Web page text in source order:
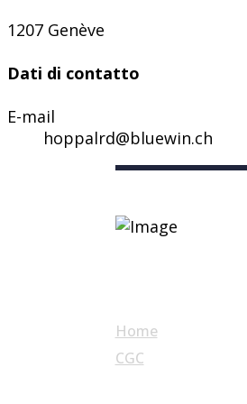
1207 Genève
Dati di contatto
E-mail
hoppalrd@bluewin.ch
Home
CGC